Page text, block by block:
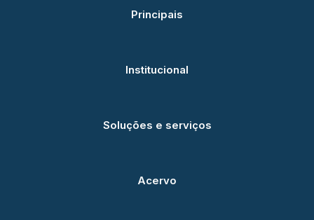
Principais
Institucional
Soluções e serviços
Acervo